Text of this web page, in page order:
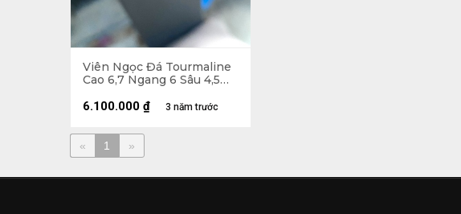
Viên Ngọc Đá Tourmaline
Cao 6,7 Ngang 6 Sâu 4,5
3 năm trước
6.100.000 ₫
« 1 »